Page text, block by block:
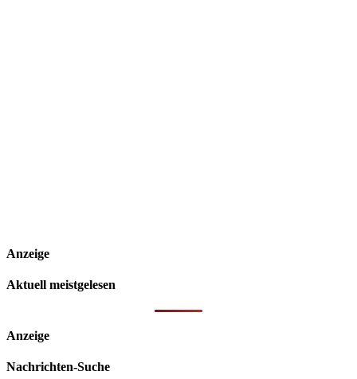
Anzeige
Aktuell meistgelesen
Anzeige
Nachrichten-Suche